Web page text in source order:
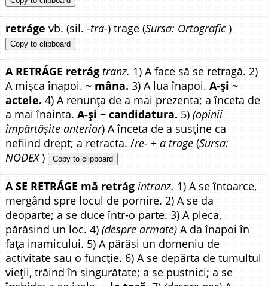
retráge vb. (sil.-tra-) trage (Sursa: Ortografic )
Copy to clipboard
A RETRÁGE retrág tranz. 1) A face să se retragă. 2)
A mișca înapoi. ~ mâna. 3) A lua înapoi.A-și ~
actele. 4) A renunța de a mai prezenta; a înceta de
a mai înainta. A-și ~ candidatura. 5)(opinii
împărtășite anterior) A înceta de a susține ca
nefiind drept; a retracta. /re- + a trage (Sursa:
NODEX) Copy to clipboard
A SE RETRÁGE mă retrág intranz. 1) A se întoarce,
mergând spre locul de pornire. 2) A se da
deoparte; a se duce într-o parte. 3) A pleca,
părăsind un loc. 4)(despre armate) A da înapoi în
fața inamicului. 5) A părăsi un domeniu de
activitate sau o funcție. 6) A se depărta de tumultul
vieții, trăind în singurătate; a se pustnici; a se